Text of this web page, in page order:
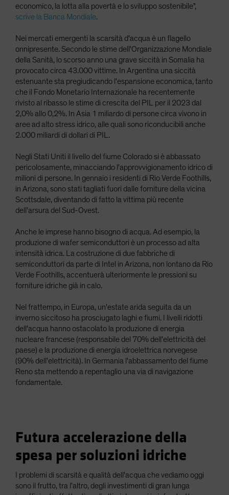
economico, la lotta alla povertà e lo sviluppo sostenibile",
scrive la Banca Mondiale.
Nei mercati emergenti la scarsità d'acqua è un flagello
onnipresente. Secondo le stime dell'Organizzazione Mondiale
della Sanità, lo scorso anno una grave siccità in Somalia ha
provocato circa 43.000 vittime. In Argentina una siccità
estenuante sta pregiudicando l'espansione economica, tanto
che il Fondo Monetario Internazionale ha recentemente
rivisto al ribasso le stime di crescita del PIL per il 2023 dal
2,0% allo 0,2%. In Asia 1 miliardo di persone circa vivono in
aree ad alto stress idrico, alle quali sono riconducibili anche
2.000 miliardi di dollari di PIL.
Negli Stati Uniti il livello del fiume Colorado si è abbassato
pericolosamente, minacciando l'approvvigionamento idrico di
milioni di persone. In gennaio i residenti di Rio Verde Foothills,
in Arizona, sono stati tagliati fuori dalle forniture della vicina
Scottsdale, diventando di fatto la vittima più recente
dell'arsura del Sud-Ovest.
Anche le imprese hanno bisogno di acqua. Ad esempio, la
produzione di wafer semiconduttori è un processo ad alta
intensità idrica. La costruzione di due fabbriche di
semiconduttori da parte di Intel in Arizona, non lontano da Rio
Verde Foothills, accentuerà ulteriormente le pressioni su
forniture idriche già in calo.
Nel frattempo, in Europa, un'estate arida seguita da un
inverno siccitoso ha prosciugato laghi e fiumi. I livelli ridotti
dell'acqua hanno ostacolato la produzione di energia
nucleare francese (responsabile del 70% dell'elettricità del
paese) e la produzione di energia idroelettrica norvegese
(90% dell'elettricità). In Germania l'abbassamento del fiume
Reno sta mettendo a repentaglio una via di navigazione
fondamentale.
Futura accelerazione della
spesa per soluzioni idriche
I problemi di scarsità e qualità dell'acqua che vediamo oggi
sono il frutto, tra l'altro, degli investimenti di gran lunga